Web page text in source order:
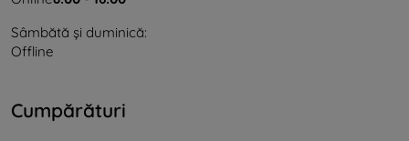
Sâmbătă și duminică:
Offline
Cumpărături